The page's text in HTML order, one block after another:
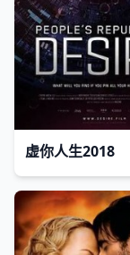
虚你人生2018